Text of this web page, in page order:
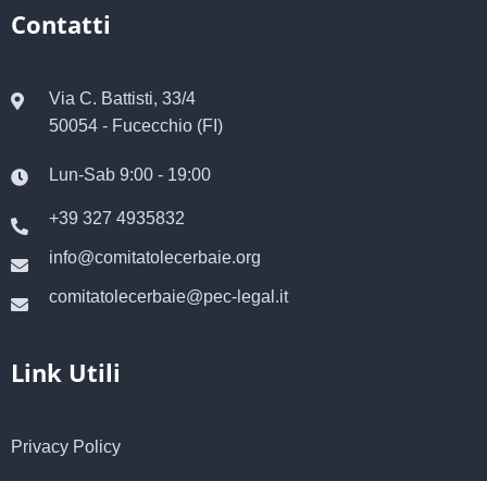
Contatti
Via C. Battisti, 33/4
50054 - Fucecchio (FI)
Lun-Sab 9:00 - 19:00
+39 327 4935832
info@comitatolecerbaie.org
comitatolecerbaie@pec-legal.it
Link Utili
Privacy Policy